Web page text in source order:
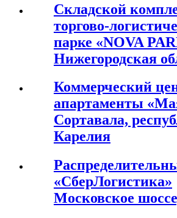
Складской
торгово-
парке «NOVA
Нижегородская
Коммерческий
апартаменты
Сортавала,
Карелия
«СберЛогистика»
Московское